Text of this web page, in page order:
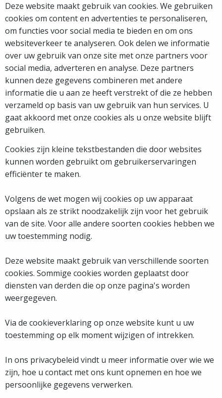
Deze website maakt gebruik van cookies. We gebruiken
cookies om content en advertenties te personaliseren,
om functies voor social media te bieden en om ons
websiteverkeer te analyseren. Ook delen we informatie
over uw gebruik van onze site met onze partners voor
social media, adverteren en analyse. Deze partners
kunnen deze gegevens combineren met andere
informatie die u aan ze heeft verstrekt of die ze hebben
verzameld op basis van uw gebruik van hun services. U
gaat akkoord met onze cookies als u onze website blijft
gebruiken.
Cookies zijn kleine tekstbestanden die door websites
kunnen worden gebruikt om gebruikerservaringen
efficiënter te maken.
Volgens de wet mogen wij cookies op uw apparaat
opslaan als ze strikt noodzakelijk zijn voor het gebruik
van de site. Voor alle andere soorten cookies hebben we
uw toestemming nodig.
Deze website maakt gebruik van verschillende soorten
cookies. Sommige cookies worden geplaatst door
diensten van derden die op onze pagina's worden
weergegeven.
Via de cookieverklaring op onze website kunt u uw
toestemming op elk moment wijzigen of intrekken.
In ons privacybeleid vindt u meer informatie over wie we
zijn, hoe u contact met ons kunt opnemen en hoe we
persoonlijke gegevens verwerken.